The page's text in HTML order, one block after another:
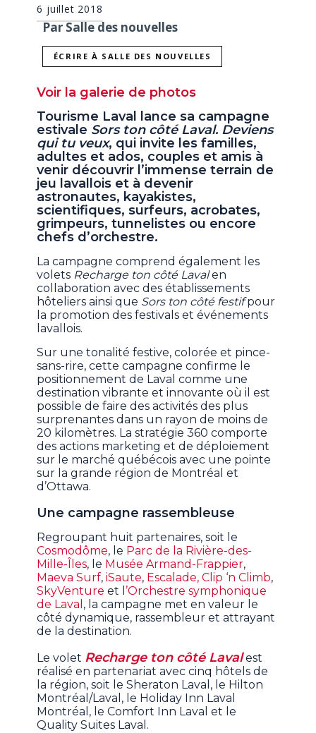
6 juillet 2018
Par Salle des nouvelles
ÉCRIRE À SALLE DES NOUVELLES
Voir la galerie de photos
Tourisme Laval lance sa campagne
estivale Sors ton côté Laval. Deviens
qui tu veux, qui invite les familles,
adultes et ados, couples et amis à
venir découvrir l’immense terrain de
jeu lavallois et à devenir
astronautes, kayakistes,
scientifiques, surfeurs, acrobates,
grimpeurs, tunnelistes ou encore
chefs d’orchestre.
La campagne comprend également les
volets Recharge ton côté Lavalen
collaboration avec des établissements
hôteliers ainsi que Sors ton côté festifpour
la promotion des festivals et événements
lavallois.
Sur une tonalité festive, colorée et pince-
sans-rire, cette campagne confirme le
positionnement de Laval comme une
destination vibrante et innovante où il est
possible de faire des activités des plus
surprenantes dans un rayon de moins de
20 kilomètres. La stratégie 360 comporte
des actions marketing et de déploiement
sur le marché québécois avec une pointe
sur la grande région de Montréal et
d’Ottawa.
Une campagne rassembleuse
Regroupant huit partenaires, soit le
Cosmodôme, le Parc de la Rivière-des-
Mille-Îles, le Musée Armand-Frappier,
Maeva Surf,iSaute, Escalade, Clip ‘n Climb,
SkyVenture et l ’Orchestre symphonique
de Laval , la campagne met en valeur le
côté dynamique, rassembleur et attrayant
de la destination.
Le volet Recharge ton côté Lavalest
réalisé en partenariat avec cinq hôtels de
la région, soit le Sheraton Laval, le Hilton
Montréal/Laval, le Holiday Inn Laval
Montréal, le Comfort Inn Laval et le
Quality Suites Laval.